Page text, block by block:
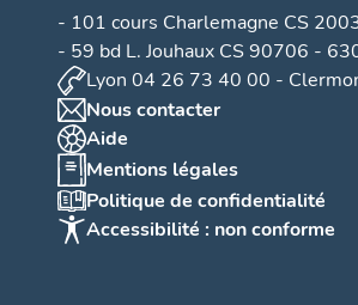
- 101 cours Charlemagne CS
- 59 bd L. Jouhaux CS 90706 -
Lyon 04 26 73 40 00 -
Nous contacter
Aide
Mentions légales
Politique de confidentialité
Accessibilité : non conforme